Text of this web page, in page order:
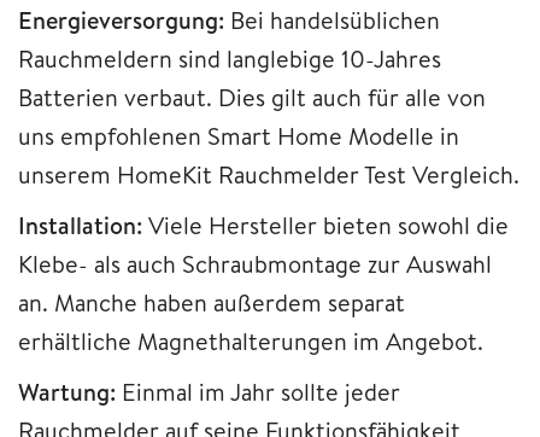
Energieversorgung: Bei handelsüblichen
Rauchmeldern sind langlebige 10-Jahres
Batterien verbaut. Dies gilt auch für alle von
uns empfohlenen Smart Home Modelle in
unserem HomeKit Rauchmelder Test Vergleich.
Installation: Viele Hersteller bieten sowohl die
Klebe- als auch Schraubmontage zur Auswahl
an. Manche haben außerdem separat
erhältliche Magnethalterungen im Angebot.
Wartung: Einmal im Jahr sollte jeder